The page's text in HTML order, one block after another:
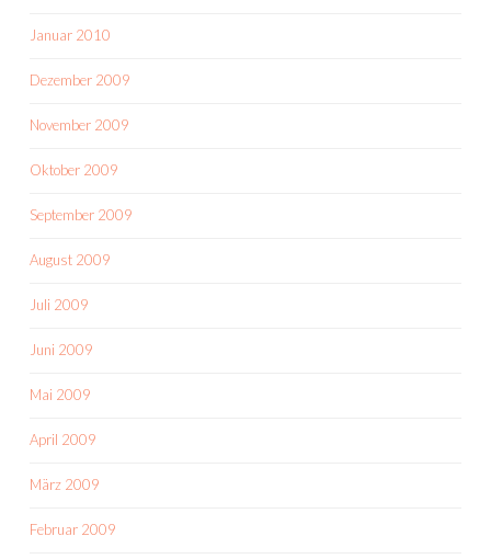
Januar 2010
Dezember 2009
November 2009
Oktober 2009
September 2009
August 2009
Juli 2009
Juni 2009
Mai 2009
April 2009
März 2009
Februar 2009